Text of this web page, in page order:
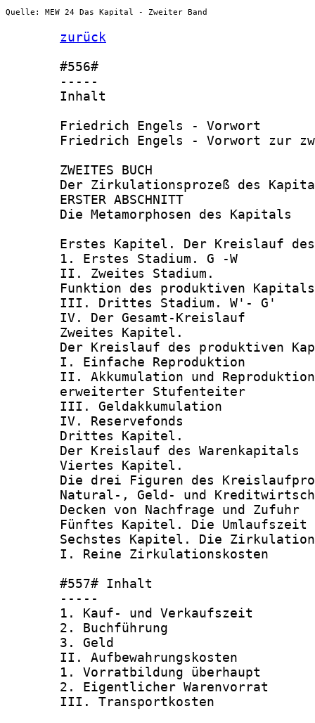
Quelle: MEW 24 Das Kapital - Zweiter Band
zurück
       #556#
       -----
       Inhalt
Friedrich Engels - Vorwort
Friedrich Engels - Vorwort zur
       ZWEITES BUCH
Der Zirkulationsprozeß des
       ERSTER ABSCHNITT
       Die Metamorphosen des Kapitals
Erstes Kapitel. Der Kreislauf
1. Erstes Stadium. G -W
       II. Zweites Stadium.
Funktion des produktiven
III. Drittes Stadium. W'- G'
IV. Der Gesamt-Kreislauf
       Zweites Kapitel.
Der Kreislauf des produktiven
I. Einfache Reproduktion
II. Akkumulation und
erweiterter Stufenteiter
III. Geldakkumulation
IV. Reservefonds
       Drittes Kapitel.
Der Kreislauf des Warenkapitals
       Viertes Kapitel.
Die drei Figuren des
Natural-, Geld- und
Decken von Nachfrage und Zufuhr
Fünftes Kapitel. Die Umlaufszeit
Sechstes Kapitel. Die
I. Reine Zirkulationskosten
       #557# Inhalt
       -----
1. Kauf- und Verkaufszeit
2. Buchführung
3. Geld
II. Aufbewahrungskosten
1. Vorratbildung überhaupt
2. Eigentlicher Warenvorrat
III. Transportkosten